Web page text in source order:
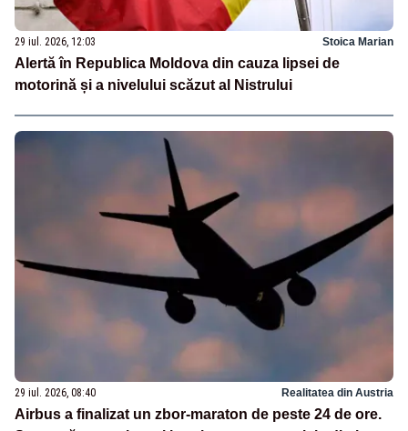
29 iul. 2026, 12:03 Stoica Marian
Alertă în Republica Moldova din cauza lipsei de
motorină și a nivelului scăzut al Nistrului
29 iul. 2026, 08:40 Realitatea din Austria
Airbus a finalizat un zbor-maraton de peste 24 de ore.